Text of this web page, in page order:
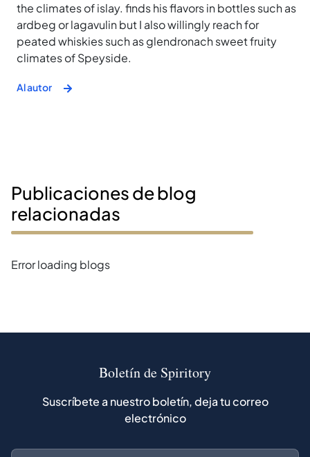
the climates of islay. finds his flavors in bottles such as
ardbeg or lagavulin but I also willingly reach for
peated whiskies such as glendronach sweet fruity
climates of Speyside.
Al autor
Publicaciones de blog
relacionadas
Error loading blogs
Boletín de Spiritory
Suscríbete a nuestro boletín, deja tu correo
electrónico